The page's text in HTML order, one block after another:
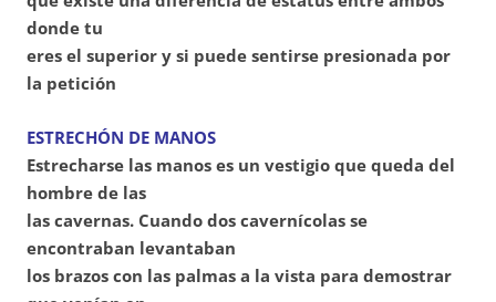
donde tu
eres el superior y si puede sentirse presionada por
la petición
ESTRECHÓN DE MANOS
Estrecharse las manos es un vestigio que queda del
hombre de las
las cavernas. Cuando dos cavernícolas se
encontraban levantaban
los brazos con las palmas a la vista para demostrar